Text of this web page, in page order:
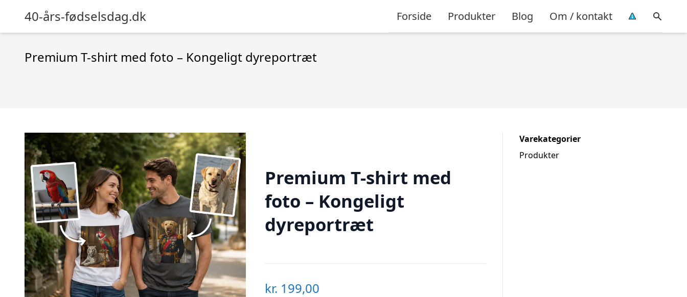
40-års-fødselsdag.dk Forside Produkter Blog Om / kontakt
Premium T-shirt med foto – Kongeligt dyreportræt
Premium T-shirt med
foto – Kongeligt
dyreportræt
kr. 199,00
Varekategorier
Produkter